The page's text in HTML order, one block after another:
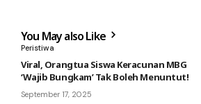
You May also Like
Peristiwa
Viral, Orangtua Siswa Keracunan MBG
‘Wajib Bungkam’ Tak Boleh Menuntut!
September 17, 2025